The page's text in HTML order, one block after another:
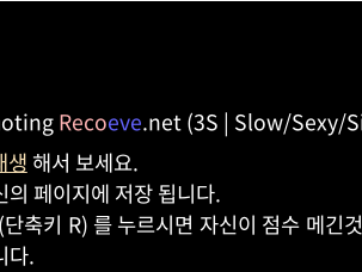
Recoeve.net (3S | Slow/Sexy/
생 해서 보세요.
페이지에 저장 됩니다.
축키 R) 를 누르시면 자신이 점수 메긴
다.